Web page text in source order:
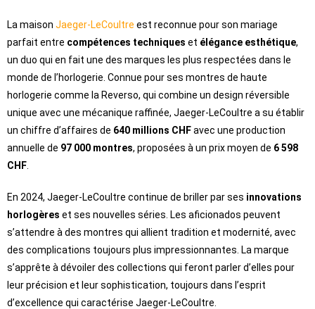
La maison Jaeger-LeCoultre est reconnue pour son mariage
parfait entre compétences techniques et élégance esthétique,
un duo qui en fait une des marques les plus respectées dans le
monde de l’horlogerie. Connue pour ses montres de haute
horlogerie comme la Reverso, qui combine un design réversible
unique avec une mécanique raffinée, Jaeger-LeCoultre a su établir
un chiffre d’affaires de 640 millions CHFavec une production
annuelle de 97 000 montres, proposées à un prix moyen de 6 598
CHF
En 2024, Jaeger-LeCoultre continue de briller par ses innovations
horlogères et ses nouvelles séries. Les aficionados peuvent
s’attendre à des montres qui allient tradition et modernité, avec
des complications toujours plus impressionnantes. La marque
s’apprête à dévoiler des collections qui feront parler d’elles pour
leur précision et leur sophistication, toujours dans l’esprit
d’excellence qui caractérise Jaeger-LeCoultre.